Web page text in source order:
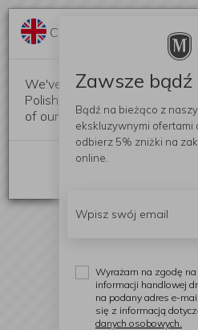
Change language?
We've detected that your
Polish. Would you like to
of our website?
Zawsze
Bądź na bieżąco z
ekskluzywnymi ofertami
odbierz 5% zniżki na
online.
Wyrażam na zgodę
informacji handlowej
na podany adres e-
się z informacją
danych osobowych.